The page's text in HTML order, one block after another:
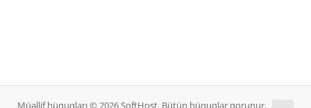
Müəllif hüquqları © 2026 SoftHost. Bütün hüquqlar qorunur.